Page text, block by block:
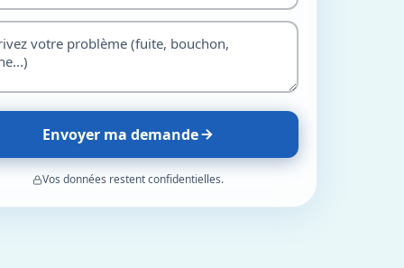
Envoyer ma demande
Vos données restent confidentielles.